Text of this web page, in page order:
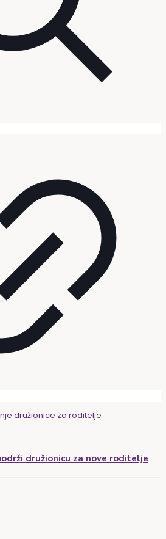
družionice za roditelje
družionicu za nove roditelje